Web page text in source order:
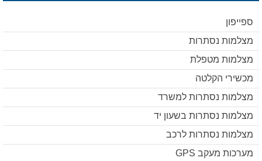
ספייפון
מצלמות נסתרות
מצלמות מטפלת
מכשירי הקלטה
מצלמות נסתרות למשרד
מצלמות נסתרות בשעון יד
מצלמות נסתרות לרכב
מערכות מעקב GPS